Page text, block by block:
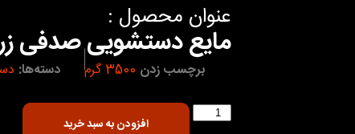
عنوان محصول :
مایع دستشویی صدفی
دسته‌ها: برچسب زدن 3500 گرم
افزودن به سبد خرید